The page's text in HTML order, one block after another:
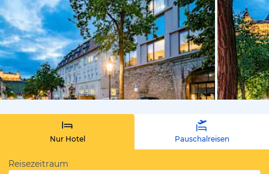
vom
Nur Hotel Pauschalreisen
Reisezeitraum